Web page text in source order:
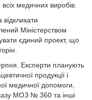
медичних виробів.
Міністерством
єдиний проект, що
Експерти планують
продукції і
медичної допомоги,
МОЗ № 360 та інші